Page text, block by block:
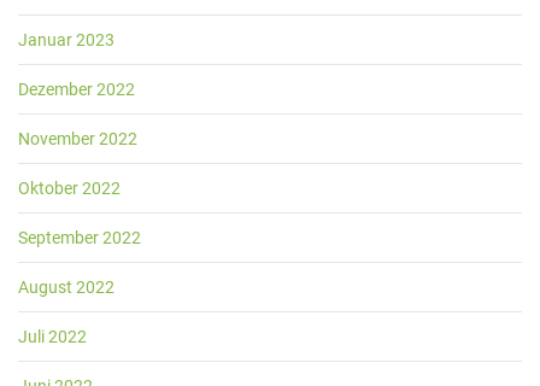
Januar 2023
Dezember 2022
November 2022
Oktober 2022
September 2022
August 2022
Juli 2022